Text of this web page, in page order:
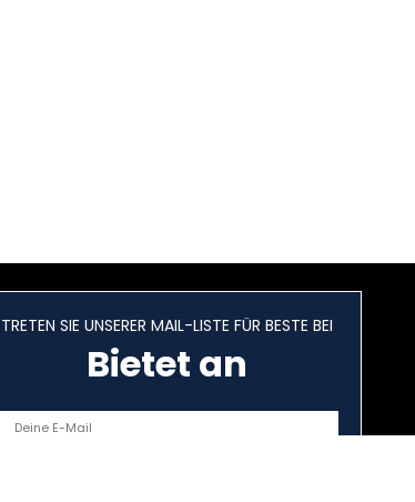
TRETEN SIE UNSERER MAIL-LISTE FÜR BESTE BEI
Bietet an